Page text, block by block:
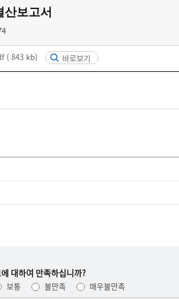
산보고서
( 843 kb) 바로보기
대하여 만족하십니까?
보통 불만족
매우불만족